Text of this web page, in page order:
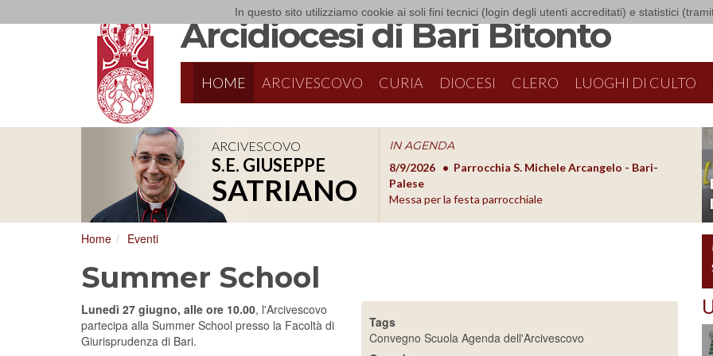
In questo sito utilizziamo cookie ai soli fini tecnici (login degli utenti accreditati) e statistici
Arcidiocesi di Bari Bitonto
HOME ARCIVESCOVO CURIA DIOCESI CLERO LUOGHI DI CULTO
ARCIVESCOVO
S.E. GIUSEPPE
SATRIANO
IN AGENDA
8/17/2026
Conversano
Conferenza Episcopale Pugliese
8/9/2026
Parrocchia S. Michele Arcangelo - Bari-
Palese
Messa per la festa parrocchiale
8/10/
Home Eventi
Summer School
Tags
Convegno Scuola Agenda dell'Arcivescovo
Lunedì 27 giugno, alle ore 10.00, l'Arcivescovo
partecipa alla Summer School presso la Facoltà di
Giurisprudenza di Bari.